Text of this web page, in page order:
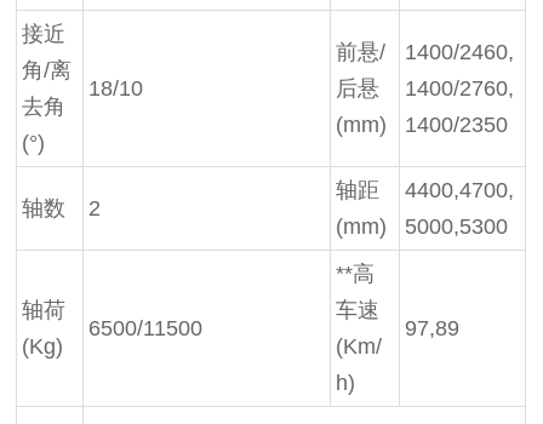
接近
角/离
去角
(°)
18/10
前悬/
后悬
(mm)
1400/2460,
1400/2760,
1400/2350
轴数 2
轴距
(mm)
4400,4700,
5000,5300
轴荷
(Kg)
6500/11500
**高
车速
(Km/
h)
97,89